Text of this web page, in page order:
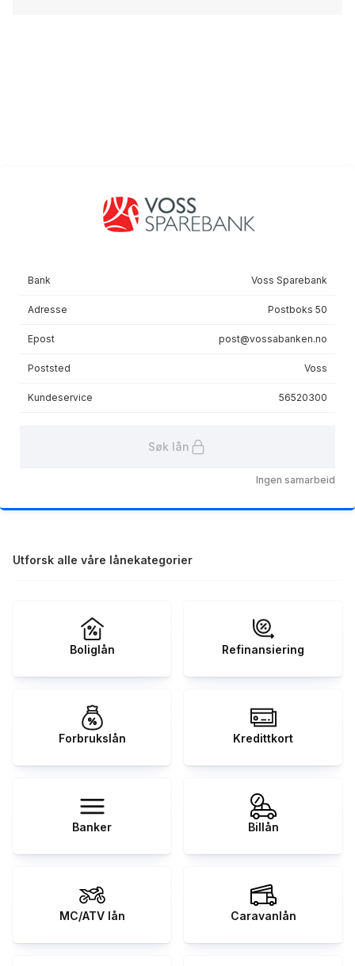
Bank Voss Sparebank
Adresse Postboks 50
Epost post@vossabanken.no
Poststed Voss
Kundeservice 56520300
Søk lån
Ingen samarbeid
Utforsk alle våre lånekategorier
Boliglån Refinansiering
Forbrukslån Kredittkort
Banker Billån
MC/ATV lån Caravanlån